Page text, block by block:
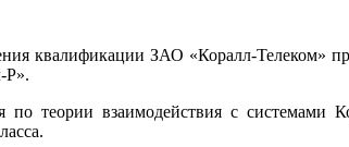
квалификации ЗАО «Коралл-Телеком»
Р».
теории взаимодействия с системами